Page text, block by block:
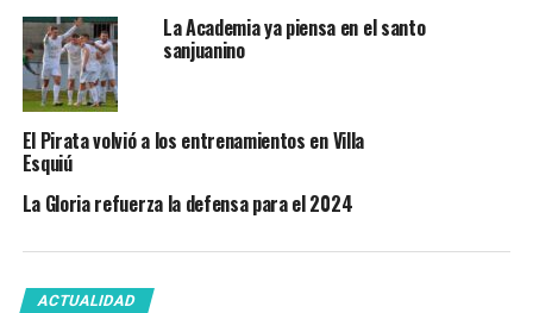
La Academia ya piensa en el santo
sanjuanino
El Pirata volvió a los entrenamientos en Villa
Esquiú
La Gloria refuerza la defensa para el 2024
ACTUALIDAD